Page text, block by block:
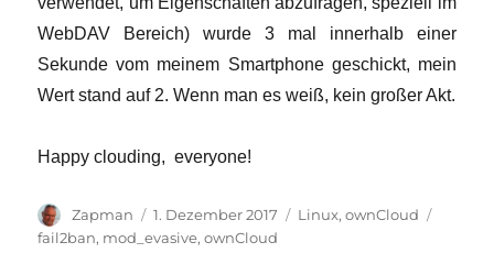
WebDAV Bereich) wurde 3 mal innerhalb einer
Sekunde vom meinem Smartphone geschickt, mein
Wert stand auf 2. Wenn man es weiß, kein großer Akt.
Happy clouding, everyone!
Autor
Zapman
Veröffentlicht
am
1. Dezember 2017 Kategorien
Linux,ownCloud
fail2ban, mod_evasive,ownCloud